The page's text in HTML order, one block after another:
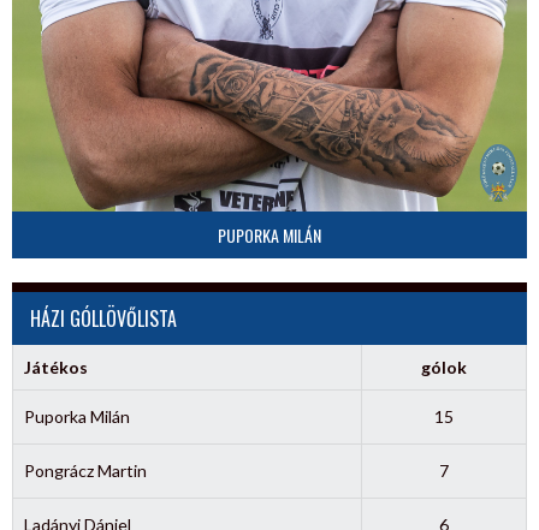
PUPORKA MILÁN
HÁZI GÓLLÖVŐLISTA
Játékos gólok
Puporka Milán 15
Pongrácz Martin 7
Ladányi Dániel 6